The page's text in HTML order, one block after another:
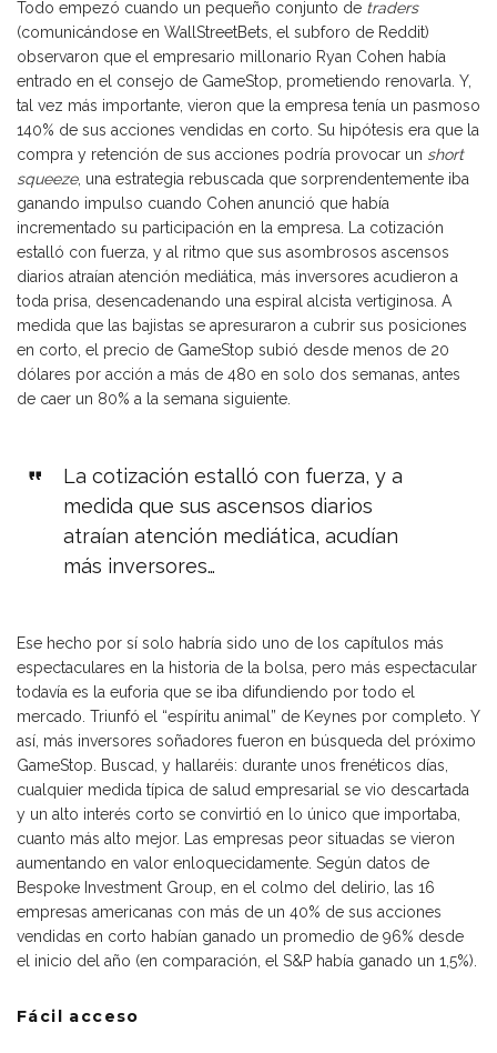
Todo empezó cuando un pequeño conjunto de traders
(comunicándose en WallStreetBets, el subforo de Reddit)
observaron que el empresario millonario Ryan Cohen había
entrado en el consejo de GameStop, prometiendo renovarla. Y,
tal vez más importante, vieron que la empresa tenía un pasmoso
140% de sus acciones vendidas en corto. Su hipótesis era que la
compra y retención de sus acciones podría provocar un short
squeeze, una estrategia rebuscada que sorprendentemente iba
ganando impulso cuando Cohen anunció que había
incrementado su participación en la empresa. La cotización
estalló con fuerza, y al ritmo que sus asombrosos ascensos
diarios atraían atención mediática, más inversores acudieron a
toda prisa, desencadenando una espiral alcista vertiginosa. A
medida que las bajistas se apresuraron a cubrir sus posiciones
en corto, el precio de GameStop subió desde menos de 20
dólares por acción a más de 480 en solo dos semanas, antes
de caer un 80% a la semana siguiente.
La cotización estalló con fuerza, y a
medida que sus ascensos diarios
atraían atención mediática, acudían
más inversores…
Ese hecho por sí solo habría sido uno de los capítulos más
espectaculares en la historia de la bolsa, pero más espectacular
todavía es la euforia que se iba difundiendo por todo el
mercado. Triunfó el “espíritu animal” de Keynes por completo. Y
así, más inversores soñadores fueron en búsqueda del próximo
GameStop. Buscad, y hallaréis: durante unos frenéticos días,
cualquier medida típica de salud empresarial se vio descartada
y un alto interés corto se convirtió en lo único que importaba,
cuanto más alto mejor. Las empresas peor situadas se vieron
aumentando en valor enloquecidamente. Según datos de
Bespoke Investment Group, en el colmo del delirio, las 16
empresas americanas con más de un 40% de sus acciones
vendidas en corto habían ganado un promedio de 96% desde
el inicio del año (en comparación, el S&P había ganado un 1,5%).
Fácil acceso